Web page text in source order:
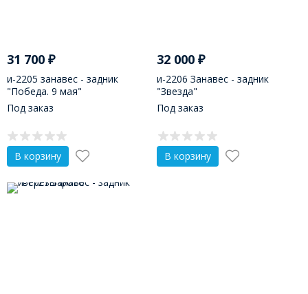
31 700 ₽
и-2205 занавес - задник
"Победа. 9 мая"
Под заказ
В корзину
32 000₽
и-2206 Занавес - задник
"Звезда"
Под заказ
В корзину